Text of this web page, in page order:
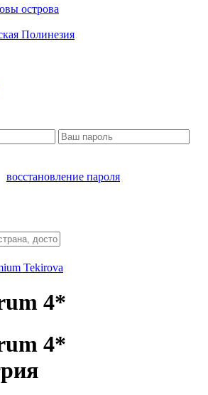
острова
Полинезия
восстановление пароля
Tekirova
4*
4*